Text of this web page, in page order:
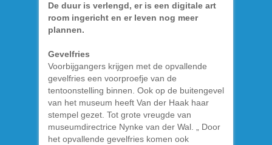
De duur is verlengd, er is een digitale art
room ingericht en er leven nog meer
plannen.
Gevelfries
Voorbijgangers krijgen met de opvallende
gevelfries een voorproefje van de
tentoonstelling binnen. Ook op de buitengevel
van het museum heeft Van der Haak haar
stempel gezet. Tot grote vreugde van
museumdirectrice Nynke van der Wal. „ Door
het opvallende gevelfries komen ook